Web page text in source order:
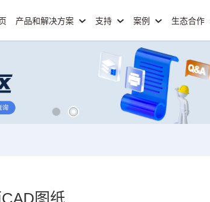
产品和解决方案 支持 案例 生态合作
图纸